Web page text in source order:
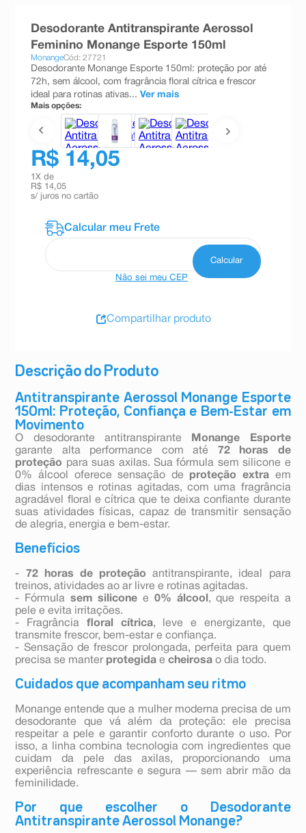
Descrição do Produto
Antitranspirante Aerossol Monange Esporte
150ml: Proteção, Confiança e Bem-Estar em
Movimento
O desodorante antitranspirante
Monange Esporte
garante alta performance com até
72 horas de
proteção para suas axilas. Sua fórmula sem silicone e
0% álcool oferece sensação de proteção extra em
dias intensos e rotinas agitadas, com uma fragrância
agradável floral e cítrica que te deixa confiante durante
suas atividades físicas, capaz de transmitir sensação
de alegria, energia e bem-estar.
Benefícios
- 72 horas de proteção antitranspirante, ideal para
treinos, atividades ao ar livre e rotinas agitadas.
- Fórmula sem silicone e 0% álcool , que respeita a
pele e evita irritações.
- Fragrância floral cítrica, leve e energizante, que
transmite frescor, bem-estar e confiança.
- Sensação de frescor prolongada, perfeita para quem
precisa se manter protegida echeirosa o dia todo.
Cuidados que acompanham seu ritmo
Monange entende que a mulher moderna precisa de um
desodorante que vá além da proteção: ele precisa
respeitar a pele e garantir conforto durante o uso. Por
isso, a linha combina tecnologia com ingredientes que
cuidam da pele das axilas, proporcionando uma
experiência refrescante e segura — sem abrir mão da
feminilidade.
Por que escolher o Desodorante
Antitranspirante Aerossol Monange?
Desodorante Antitranspirante Aerossol
Feminino Monange Esporte 150ml
MonangeCód: 27721
Desodorante Monange Esporte 150ml: proteção por até
72h, sem álcool, com fragrância floral cítrica e frescor
ideal para rotinas ativas... Ver mais
Mais opções:
R$ 14,05
1 X de
R$ 14,05
s/ juros no cartão
Não sei meu CEP
Compartilhar produto
absorvente
10ºshampoo